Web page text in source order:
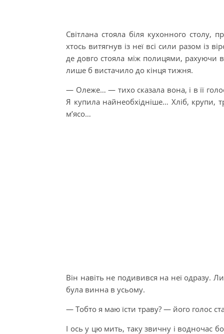
Світлана стояла біля кухонного столу,
хтось витягнув із неї всі сили разом із
де довго стояла між полицями, рахуючи
лише б вистачило до кінця тижня.
— Олеже… — тихо сказала вона, і в її
Я купила найнеобхідніше… Хліб,
м’ясо…
Він навіть не подивився на неї одразу.
була винна в усьому.
— Тобто я маю їсти траву? — його голос
І ось у цю мить, таку звичну і водночас